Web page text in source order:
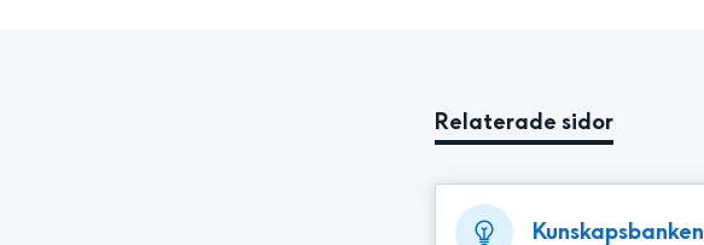
Relaterade sidor
Kunskapsbanken